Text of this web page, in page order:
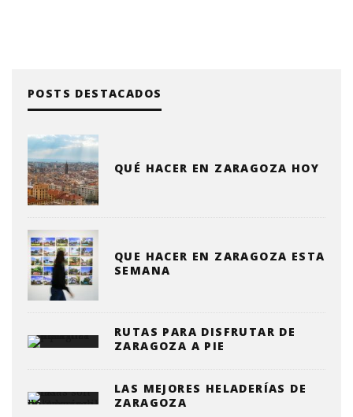
POSTS DESTACADOS
QUÉ HACER EN ZARAGOZA HOY
QUE HACER EN ZARAGOZA ESTA
SEMANA
RUTAS PARA DISFRUTAR DE
ZARAGOZA A PIE
LAS MEJORES HELADERÍAS DE
ZARAGOZA